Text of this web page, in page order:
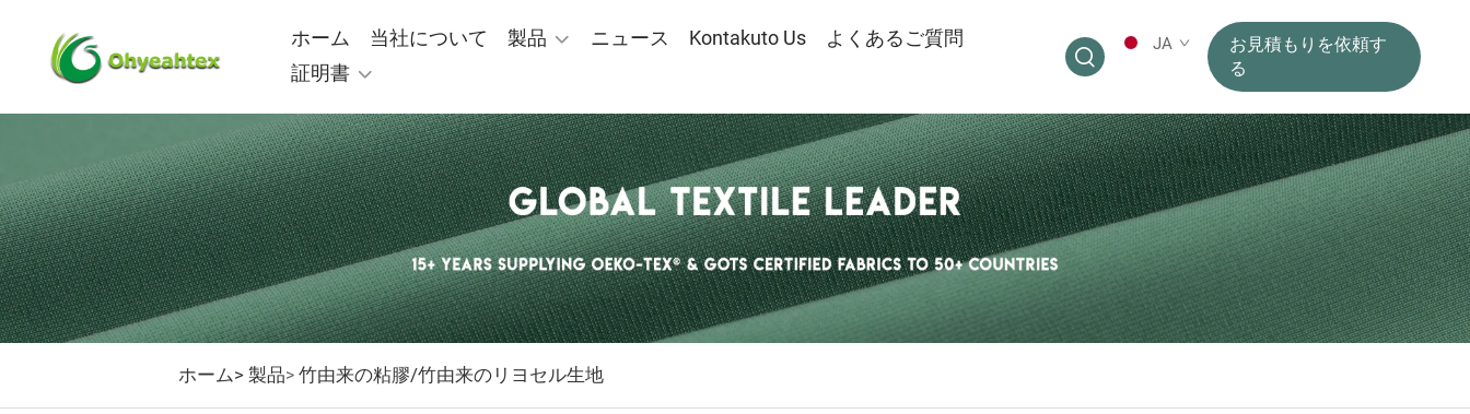
ホーム 当社について 製品 ニュース Kontakuto Us
よくあるご質問
証明書
JA
お見積もりを依頼す
る
ホーム> 製品> 竹由来の粘膠/竹由来のリヨセル生地